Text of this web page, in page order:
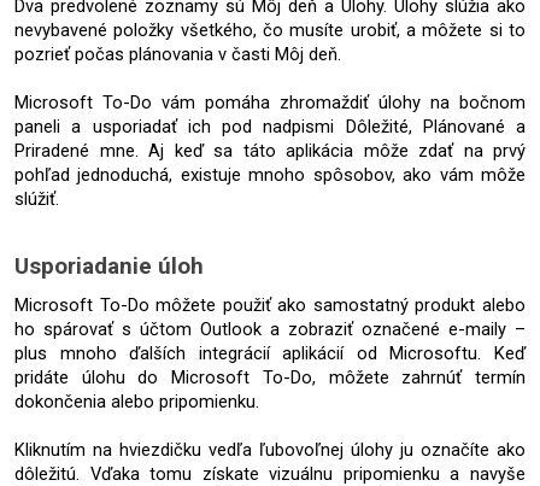
Dva predvolené zoznamy sú Môj deň a Úlohy. Úlohy slúžia ako
nevybavené položky všetkého, čo musíte urobiť, a môžete si to
pozrieť počas plánovania v časti Môj deň.
Microsoft To-Do vám pomáha zhromaždiť úlohy na bočnom
paneli a usporiadať ich pod nadpismi Dôležité, Plánované a
Priradené mne. Aj keď sa táto aplikácia môže zdať na prvý
pohľad jednoduchá, existuje mnoho spôsobov, ako vám môže
slúžiť.
Usporiadanie úloh
Microsoft To-Do môžete použiť ako samostatný produkt alebo
ho spárovať s účtom Outlook a zobraziť označené e-maily –
plus mnoho ďalších integrácií aplikácií od Microsoftu. Keď
pridáte úlohu do Microsoft To-Do, môžete zahrnúť termín
dokončenia alebo pripomienku.
Kliknutím na hviezdičku vedľa ľubovoľnej úlohy ju označíte ako
dôležitú. Vďaka tomu získate vizuálnu pripomienku a navyše